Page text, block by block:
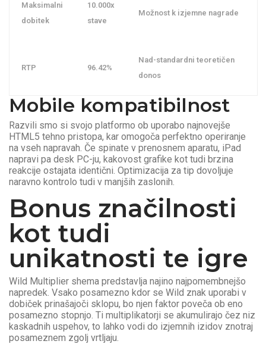
Maksimalni
dobitek
10.000x
stave
Možnost k izjemne nagrade
RTP 96.42%
Nad-standardni teoretičen
donos
Mobile kompatibilnost
Razvili smo si svojo platformo ob uporabo najnovejše
HTML5 tehno pristopa, kar omogoča perfektno operiranje
na vseh napravah. Če spinate v prenosnem aparatu, iPad
napravi pa desk PC-ju, kakovost grafike kot tudi brzina
reakcije ostajata identični. Optimizacija za tip dovoljuje
naravno kontrolo tudi v manjših zaslonih.
Bonus značilnosti
kot tudi
unikatnosti te igre
Wild Multiplier shema predstavlja najino najpomembnejšo
napredek. Vsako posamezno kdor se Wild znak uporabi v
dobiček prinašajoči sklopu, bo njen faktor poveča ob eno
posamezno stopnjo. Ti multiplikatorji se akumulirajo čez niz
kaskadnih uspehov, to lahko vodi do izjemnih izidov znotraj
posameznem zgolj vrtljaju.